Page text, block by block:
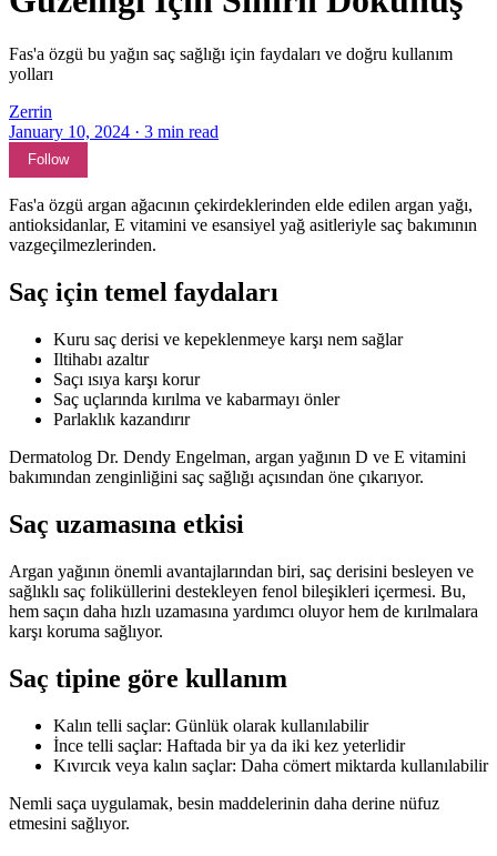
Fas'a özgü bu yağın saç sağlığı için faydaları ve doğru kullanım
yolları
Zerrin
January 10, 2024 · 3 min read
Follow
Fas'a özgü argan ağacının çekirdeklerinden elde edilen argan yağı,
antioksidanlar, E vitamini ve esansiyel yağ asitleriyle saç bakımının
vazgeçilmezlerinden.
Saç için temel faydaları
Kuru saç derisi ve kepeklenmeye karşı nem sağlar
Iltihabı azaltır
Saçı ısıya karşı korur
Saç uçlarında kırılma ve kabarmayı önler
Parlaklık kazandırır
Dermatolog Dr. Dendy Engelman, argan yağının D ve E vitamini
bakımından zenginliğini saç sağlığı açısından öne çıkarıyor.
Saç uzamasına etkisi
Argan yağının önemli avantajlarından biri, saç derisini besleyen ve
sağlıklı saç foliküllerini destekleyen fenol bileşikleri içermesi. Bu,
hem saçın daha hızlı uzamasına yardımcı oluyor hem de kırılmalara
karşı koruma sağlıyor.
Saç tipine göre kullanım
Kalın telli saçlar: Günlük olarak kullanılabilir
İnce telli saçlar: Haftada bir ya da iki kez yeterlidir
Kıvırcık veya kalın saçlar: Daha cömert miktarda kullanılabilir
Nemli saça uygulamak, besin maddelerinin daha derine nüfuz
etmesini sağlıyor.